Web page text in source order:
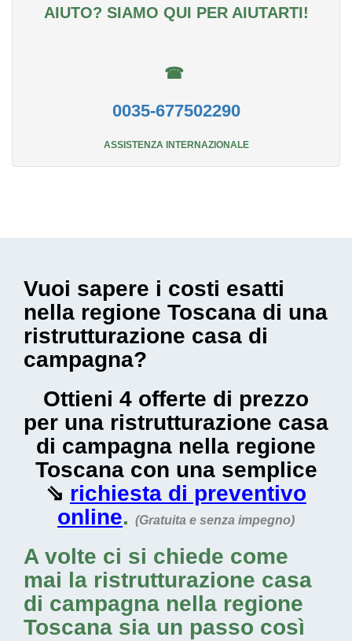
AIUTO? SIAMO QUI PER AIUTARTI!
☎
0035-677502290
ASSISTENZA INTERNAZIONALE
Vuoi sapere i costi esatti
nella regione Toscana di una
ristrutturazione casa di
campagna?
Ottieni 4 offerte di prezzo
per una ristrutturazione casa
di campagna nella regione
Toscana con una semplice
⇘ richiesta di preventivo
online. (Gratuita e senza impegno)
A volte ci si chiede come
mai la ristrutturazione casa
di campagna nella regione
Toscana sia un passo così